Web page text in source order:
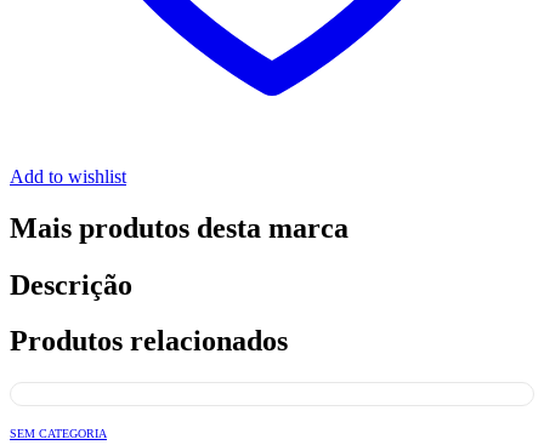
Add to wishlist
Mais produtos desta marca
Descrição
Produtos relacionados
SEM CATEGORIA